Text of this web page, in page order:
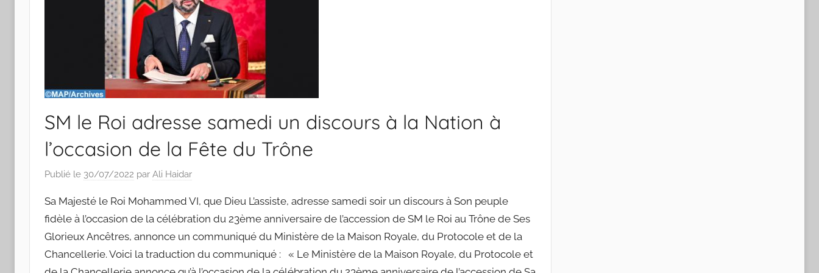
SM le Roi adresse samedi un discours à la Nation à
l’occasion de la Fête du Trône
Publié le 30/07/2022 par Ali Haidar
Sa Majesté le Roi Mohammed VI, que Dieu L’assiste, adresse samedi soir un discours à Son peuple
fidèle à l’occasion de la célébration du 23ème anniversaire de l’accession de SM le Roi au Trône de Ses
Glorieux Ancêtres, annonce un communiqué du Ministère de la Maison Royale, du Protocole et de la
Chancellerie. Voici la traduction du communiqué : « Le Ministère de la Maison Royale, du Protocole et